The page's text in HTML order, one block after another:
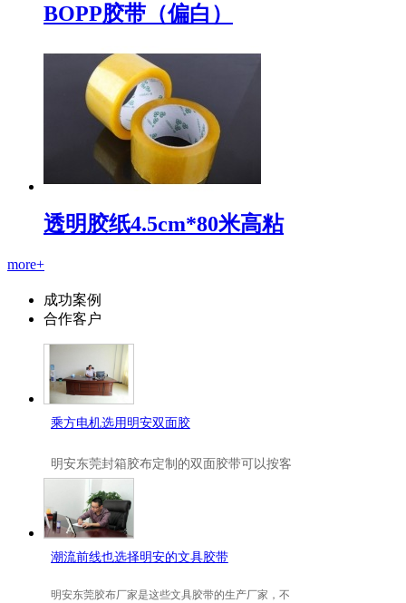
BOPP胶带（偏白）
透明胶纸4.5cm*80米高粘
more+
成功案例
合作客户
乘方电机选用明安双面胶
明安东莞封箱胶布定制 的双面胶带可以按客
是可以定做的，不仅如此，规格也是可以定
做的。
潮流前线也选择明安的文具胶带
明安东莞胶布厂家是这些文具胶带的生产厂家，不